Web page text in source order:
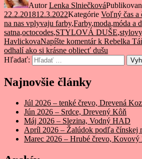
AutorLenka Slniečková
22.2.201812.3.2022Kategórie Voľný čas a
na nas vplyvaju farby,Farby,moda,móda a
satna,octocodes,STYLOVÁ DUŠE,
HavlickovaNapíšte komentárk Rebelka
odhalí ako si krásne obliecť dušu
Hľadať:
Najnovšie články
Júl 2026 – tenké črevo, Drevená
Jún 2026 – Srdce, Drevený Kôň
Máj 2026 – Slezina, Vodný HAD
Apríl 2026 – Žalúdok podľa čínskej
Marec 2026 – Hrubé črevo, Kovový